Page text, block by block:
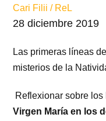
Cari Filii / ReL
28 diciembre 2019
Las primeras líneas
misterios de la
Reflexionar sobre
Virgen María en los